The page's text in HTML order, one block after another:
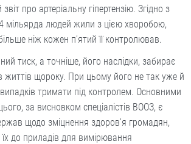
про артеріальну гіпертензію. Згідно з
мільярда людей жили з цією хворобою,
ніж кожен п’ятий її контролював.
тиск, а точніше, його наслідки, забирає
життів щороку. При цьому його не так уже й
тримати під контролем. Основними
за висновком спеціалістів ВООЗ, є
щодо зміцнення здоров’я громадян,
до приладів для вимірювання